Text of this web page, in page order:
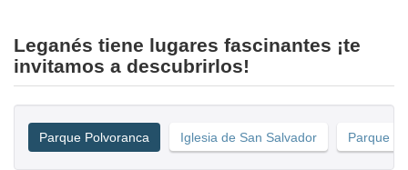
Leganés tiene lugares fascinantes ¡te
invitamos a descubrirlos!
Parque Polvoranca Iglesia de San Salvador Parque